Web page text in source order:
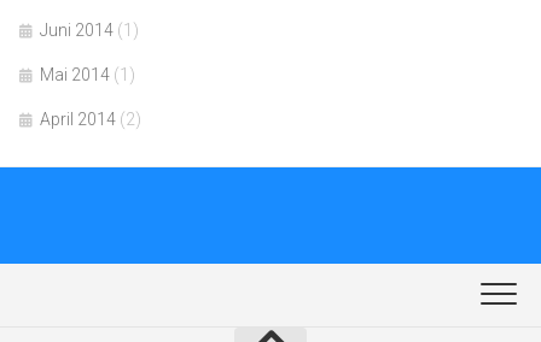
Juni 2014 (1)
Mai 2014 (1)
April 2014 (2)